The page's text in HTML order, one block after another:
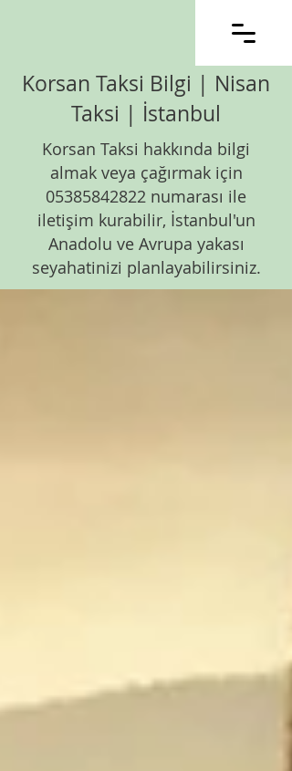
Korsan Taksi Bilgi | Nisan
Taksi | İstanbul
Korsan Taksi hakkında bilgi
almak veya çağırmak için
05385842822 numarası ile
iletişim kurabilir, İstanbul'un
Anadolu ve Avrupa yakası
seyahatinizi planlayabilirsiniz.